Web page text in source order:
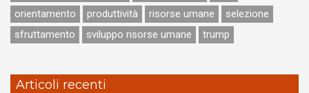
orientamento
produttività risorse umane
selezione
sfruttamento
sviluppo risorse umane trump
Articoli recenti